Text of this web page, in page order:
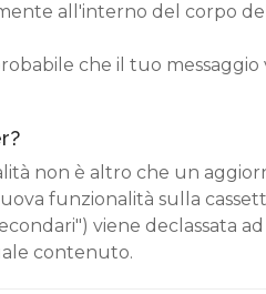
all'interno del corpo
che il tuo
non è altro che un
funzionalità sulla
viene declassata
contenuto.